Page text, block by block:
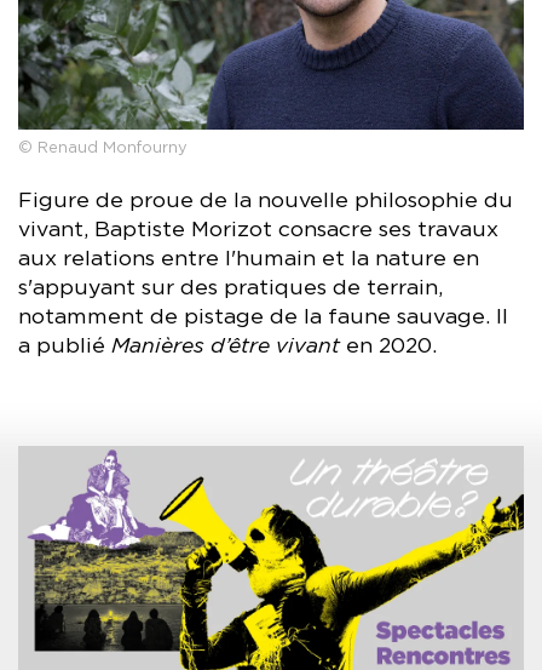
© Renaud Monfourny
Figure de proue de la nouvelle philosophie du
vivant, Baptiste Morizot consacre ses travaux
aux relations entre l'humain et la nature en
s'appuyant sur des pratiques de terrain,
notamment de pistage de la faune sauvage. Il
a publié Manières d’être vivant en 2020.